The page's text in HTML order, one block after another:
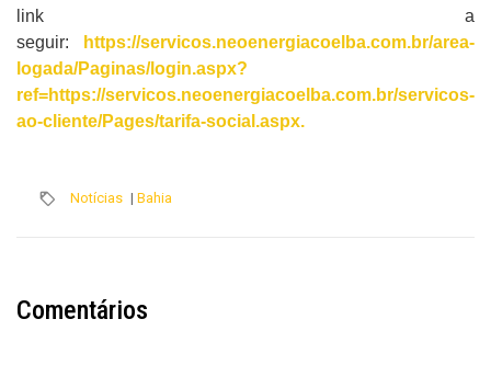
link a
seguir:
https://servicos.neoenergiacoelba.com.br/area-
logada/Paginas/login.aspx?
ref=https://servicos.neoenergiacoelba.com.br/servicos-
ao-cliente/Pages/tarifa-social.aspx.
Notícias | Bahia
Comentários